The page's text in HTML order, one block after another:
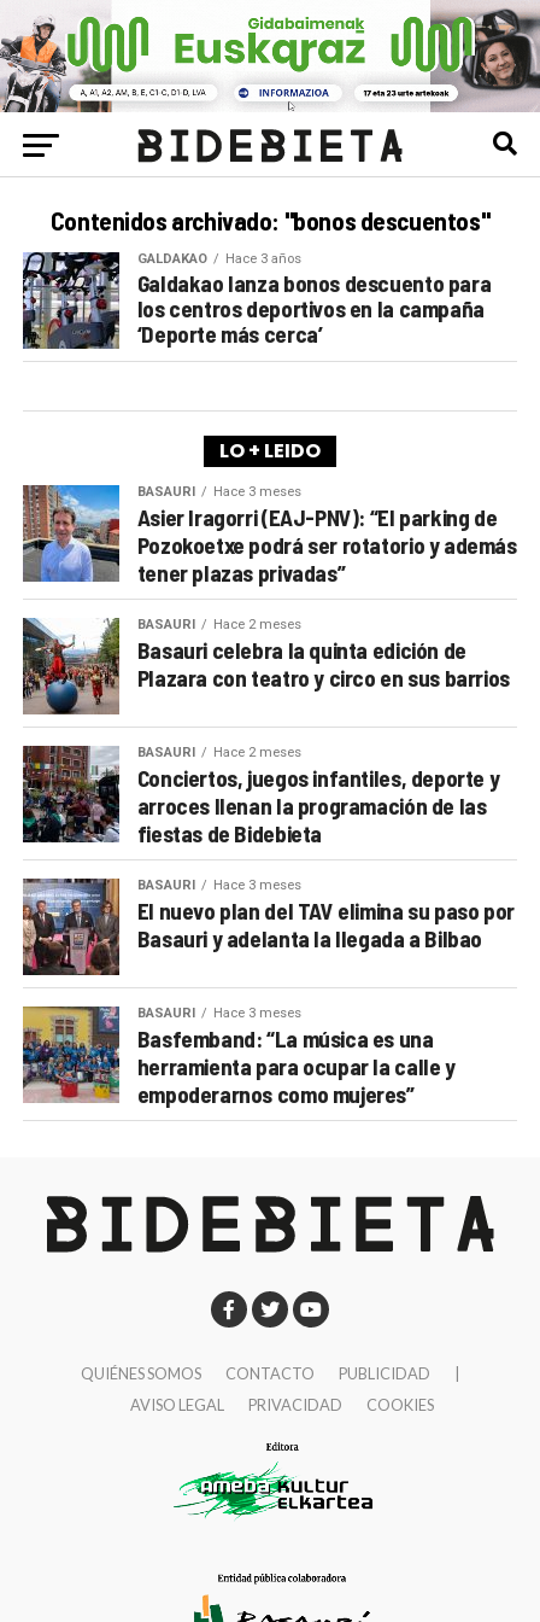
Contenidos archivado: "bonos descuentos"
GALDAKAO Hace 3 años
Galdakao lanza bonos descuento para
los centros deportivos en la campaña
‘Deporte más cerca’
LO + LEIDO
BASAURI Hace 3 meses
Asier Iragorri (EAJ-PNV): “El parking de
Pozokoetxe podrá ser rotatorio y además
tener plazas privadas”
BASAURI Hace 2 meses
Basauri celebra la quinta edición de
Plazara con teatro y circo en sus barrios
BASAURI Hace 2 meses
Conciertos, juegos infantiles, deporte y
arroces llenan la programación de las
fiestas de Bidebieta
BASAURI Hace 3 meses
El nuevo plan del TAV elimina su paso por
Basauri y adelanta la llegada a Bilbao
BASAURI Hace 3 meses
Basfemband: “La música es una
herramienta para ocupar la calle y
empoderarnos como mujeres”
QUIÉNES SOMOS CONTACTO PUBLICIDAD
AVISO LEGAL
PRIVACIDAD COOKIES